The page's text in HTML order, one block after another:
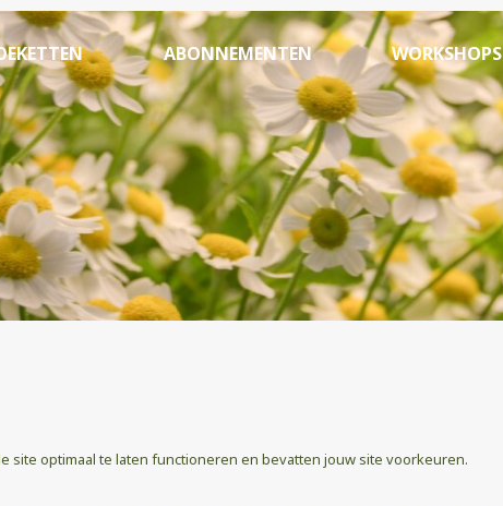
ABONNEMENTEN WORKSHOPS
site optimaal te laten functioneren en bevatten jouw site voorkeuren.